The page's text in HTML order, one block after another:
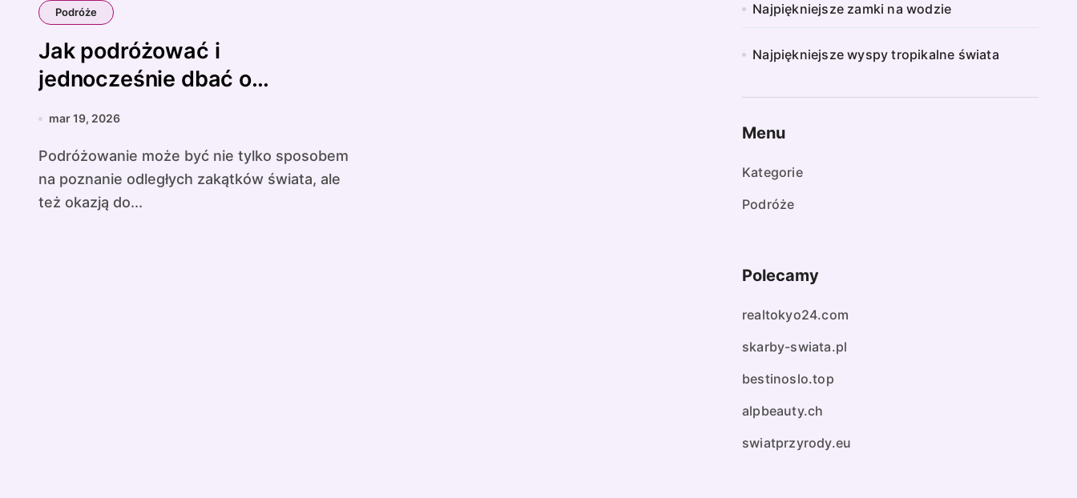
Podróże
Jak podróżować i
jednocześnie dbać o
środowisko
mar 19, 2026
Podróżowanie może być nie tylko sposobem
na poznanie odległych zakątków świata, ale
też okazją do...
Najpiękniejsze zamki na wodzie
Najpiękniejsze wyspy tropikalne świata
Menu
Kategorie
Podróże
Polecamy
realtokyo24.com
skarby-swiata.pl
bestinoslo.top
alpbeauty.ch
swiatprzyrody.eu